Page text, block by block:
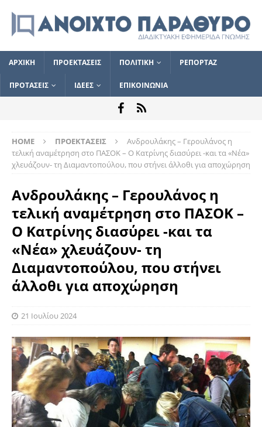
ΑΡΧΙΚΗ ΠΡΟΕΚΤΑΣΕΙΣ ΠΟΛΙΤΙΚΗ ΡΕΠΟΡΤΑΖ
ΠΡΟΤΑΣΕΙΣ ΙΔΕΕΣ ΕΠΙΚΟΙΝΩΝΙΑ
HOME ΠΡΟΕΚΤΑΣΕΙΣ
Ανδρουλάκης – Γερουλάνος η
τελική αναμέτρηση στο ΠΑΣΟΚ – Ο Κατρίνης διασύρει -και τα «Νέα»
χλευάζουν- τη Διαμαντοπούλου, που στήνει άλλοθι για αποχώρηση
Ανδρουλάκης – Γερουλάνος η
τελική αναμέτρηση στο ΠΑΣΟΚ –
Ο Κατρίνης διασύρει -και τα
«Νέα» χλευάζουν- τη
Διαμαντοπούλου, που στήνει
άλλοθι για αποχώρηση
21 Ιουλίου 2024